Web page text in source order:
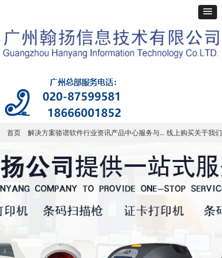
首页 解决方案骆谱软件行业资讯产品中心 服务与支持 线上购买关于我们